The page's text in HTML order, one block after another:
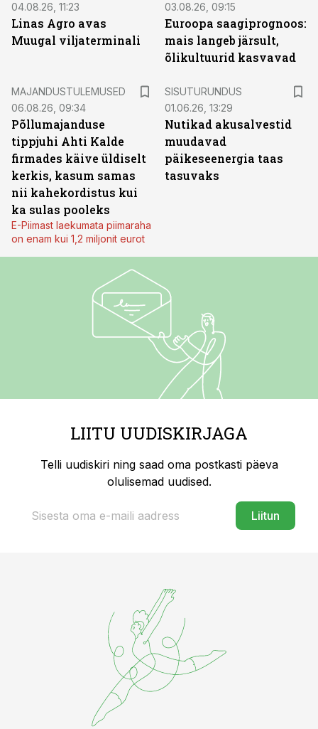
04.08.26, 11:23
Linas Agro avas
Muugal viljaterminali
03.08.26, 09:15
Euroopa saagiprognoos:
mais langeb järsult,
õlikultuurid kasvavad
MAJANDUSTULEMUSED
06.08.26, 09:34
Põllumajanduse
tippjuhi Ahti Kalde
firmades käive üldiselt
kerkis, kasum samas
nii kahekordistus kui
ka sulas pooleks
E-Piimast laekumata piimaraha
on enam kui 1,2 miljonit eurot
SISUTURUNDUS
01.06.26, 13:29
Nutikad akusalvestid
muudavad
päikeseenergia taas
tasuvaks
LIITU UUDISKIRJAGA
Telli uudiskiri ning saad oma postkasti päeva
olulisemad uudised.
Liitun